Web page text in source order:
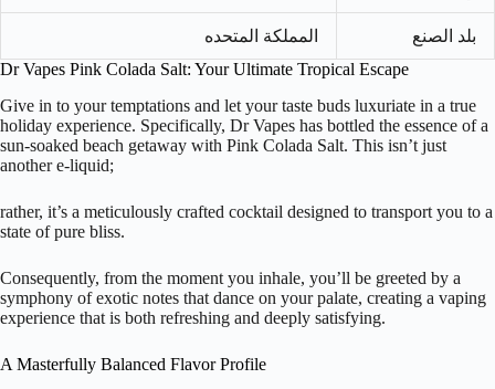
بلد الصنع
المملكة المتحده
Dr Vapes Pink Colada Salt: Your Ultimate Tropical Escape
Give in to your temptations and let your taste buds luxuriate in a true
holiday experience. Specifically, Dr Vapes has bottled the essence of a
sun-soaked beach getaway with Pink Colada Salt. This isn’t just
another e-liquid;
rather, it’s a meticulously crafted cocktail designed to transport you to a
state of pure bliss.
Consequently, from the moment you inhale, you’ll be greeted by a
symphony of exotic notes that dance on your palate, creating a vaping
experience that is both refreshing and deeply satisfying.
A Masterfully Balanced Flavor Profile